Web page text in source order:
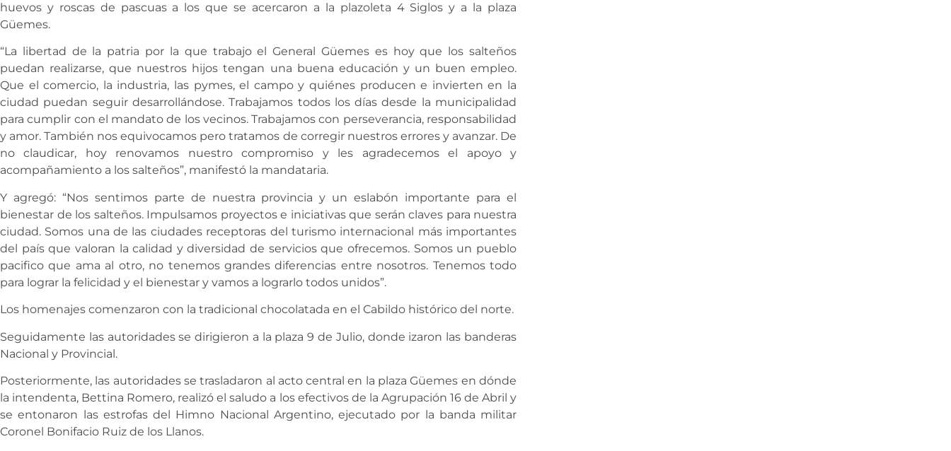
huevos y roscas de pascuas a los que se acercaron a la plazoleta 4 Siglos y a la plaza
Güemes.
“La libertad de la patria por la que trabajo el General Güemes es hoy que los salteños
puedan realizarse, que nuestros hijos tengan una buena educación y un buen empleo.
Que el comercio, la industria, las pymes, el campo y quiénes producen e invierten en la
ciudad puedan seguir desarrollándose. Trabajamos todos los días desde la municipalidad
para cumplir con el mandato de los vecinos. Trabajamos con perseverancia, responsabilidad
y amor. También nos equivocamos pero tratamos de corregir nuestros errores y avanzar. De
no claudicar, hoy renovamos nuestro compromiso y les agradecemos el apoyo y
acompañamiento a los salteños”, manifestó la mandataria.
Y agregó: “Nos sentimos parte de nuestra provincia y un eslabón importante para el
bienestar de los salteños. Impulsamos proyectos e iniciativas que serán claves para nuestra
ciudad. Somos una de las ciudades receptoras del turismo internacional más importantes
del país que valoran la calidad y diversidad de servicios que ofrecemos. Somos un pueblo
pacifico que ama al otro, no tenemos grandes diferencias entre nosotros. Tenemos todo
para lograr la felicidad y el bienestar y vamos a lograrlo todos unidos”.
Los homenajes comenzaron con la tradicional chocolatada en el Cabildo histórico del norte.
Seguidamente las autoridades se dirigieron a la plaza 9 de Julio, donde izaron las banderas
Nacional y Provincial.
Posteriormente, las autoridades se trasladaron al acto central en la plaza Güemes en dónde
la intendenta, Bettina Romero, realizó el saludo a los efectivos de la Agrupación 16 de Abril y
se entonaron las estrofas del Himno Nacional Argentino, ejecutado por la banda militar
Coronel Bonifacio Ruiz de los Llanos.